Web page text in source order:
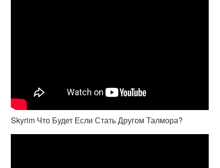
Skyrim Что Будет Если Стать Другом Талмора?